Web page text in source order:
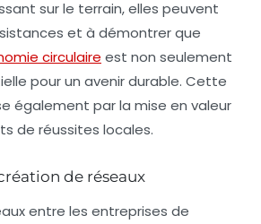
sur le terrain, elles peuvent
et à démontrer que
circulaire est non seulement
pour un avenir durable. Cette
également par la mise en valeur
de réussites locales.
de réseaux
entre les entreprises de